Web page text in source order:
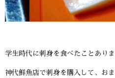
学生時代に刺身を食べたことあり
神代鮮魚店で刺身を購入して、お